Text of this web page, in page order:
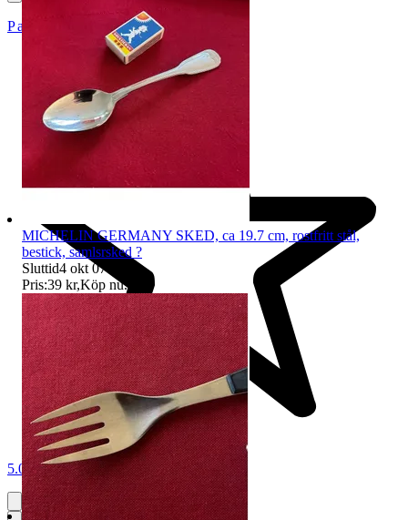
Pat123456
5.0
MICHELIN GERMANY SKED, ca 19.7 cm, rostfritt stål,
bestick, samlsrsked ?
Sluttid4 okt 07:22
Pris:39 kr,Köp nu.